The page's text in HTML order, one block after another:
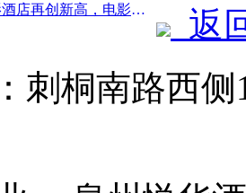
前一篇：巨片电影酒店再创新高，电影主题酒店领域独占鳌头
返
刺桐南路西